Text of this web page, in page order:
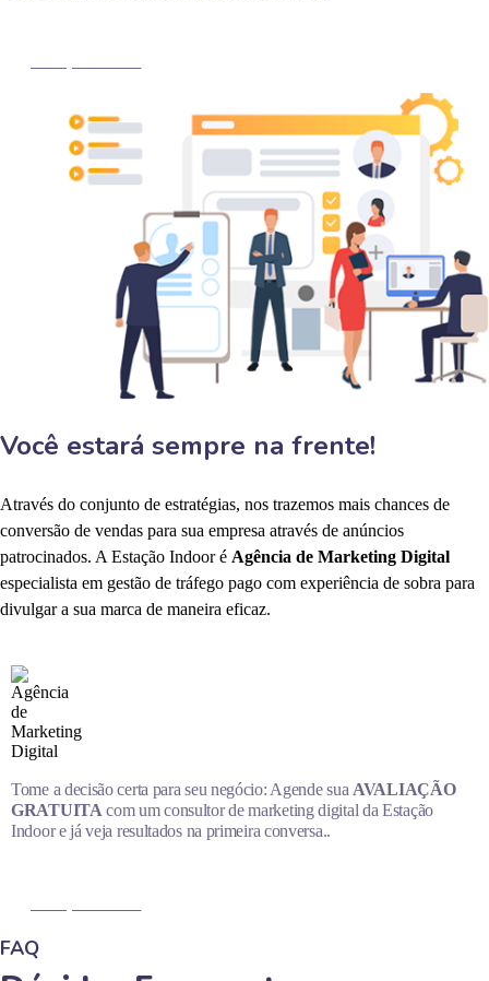
Você estará sempre na frente!
Através do conjunto de estratégias, nos trazemos mais chances de
conversão de vendas para sua empresa através de anúncios
patrocinados. A Estação Indoor é Agência de Marketing Digital
especialista em gestão de tráfego pago com experiência de sobra para
divulgar a sua marca de maneira eficaz.
Tome a decisão certa para seu negócio: Agende sua AVALIAÇÃO
GRATUITA com um consultor de marketing digital da Estação
Indoor e já veja resultados na primeira conversa..
FAQ